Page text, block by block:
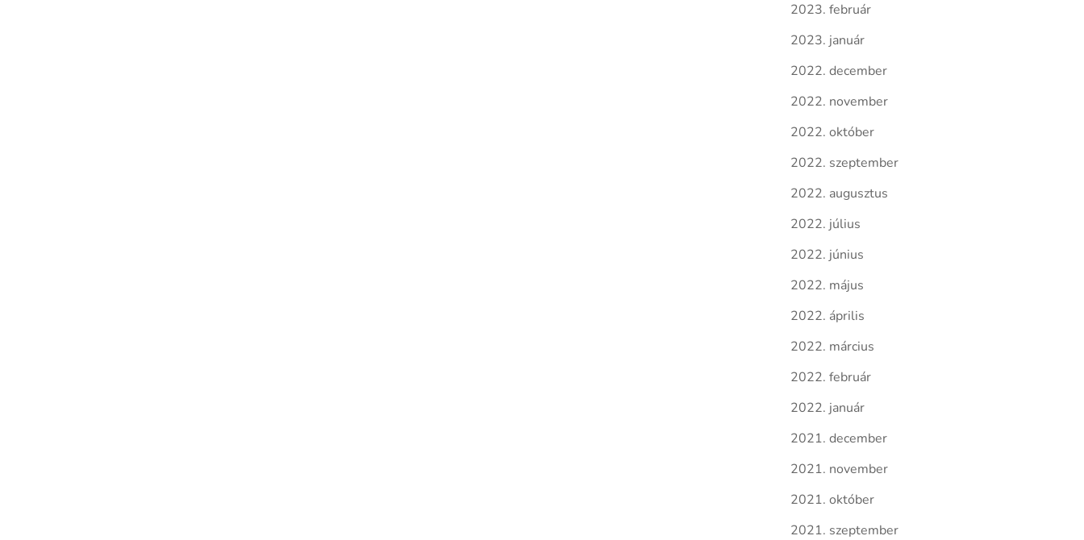
2023. február
2023. január
2022. december
2022. november
2022. október
2022. szeptember
2022. augusztus
2022. július
2022. június
2022. május
2022. április
2022. március
2022. február
2022. január
2021. december
2021. november
2021. október
2021. szeptember